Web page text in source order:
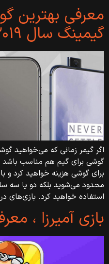
معرفی بهترین
گیمینگ سال ۲۰۱۹
اگر گیمر زمانی که می‌خواهید
گوشی برای گیم هم مناسب
برای گوشی هزینه خواهید کرد و
محدود می‌شوید بلکه دو یا سه
استفاده خواهید کرد. بازی‌های
بازی آمیرزا ،